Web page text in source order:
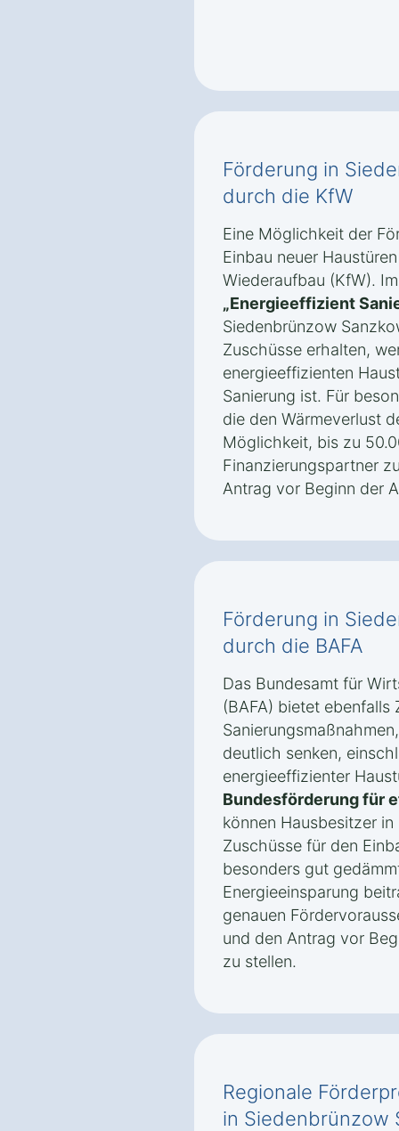
Förderung in
durch die KfW
Eine Möglichkeit der
Einbau neuer
Wiederaufbau (KfW).
„Energieeffizient
Siedenbrünzow
Zuschüsse erhalten,
energieeffizienten
Sanierung ist. Für
die den Wärmeverlust
Möglichkeit, bis zu
Finanzierungspartner
Antrag vor Beginn der
Förderung in
durch die BAFA
Das Bundesamt für
(BAFA) bietet
deutlich senken,
energieeffizienter
Bundesförderung für
können Hausbesitzer
Zuschüsse für den
besonders gut
Energieeinsparung
genauen
und den Antrag vor
zu stellen.
Regionale
in Siedenbrünzow